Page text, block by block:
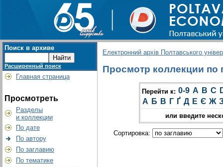
Поиск в архиве
Расширенный поиск
Главная страница
Просмотреть
Разделы
и коллекции
По дате
По автору
По заглавию
По тематике
Електронний архів Полтавського
Просмотр коллекции по
Перейти к: 0-9 A B C
А Б В Г Ґ Д Е Є Ж
или введите
Сортировка: